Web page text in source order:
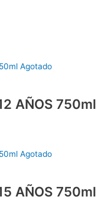
Agotado
AÑOS 750ml
Agotado
AÑOS 750ml